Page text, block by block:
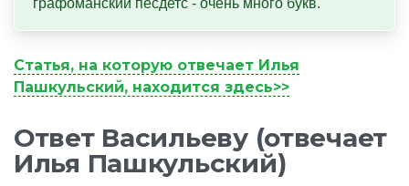
графоманский песдетс - очень много букв.
Статья, на которую отвечает Илья
Пашкульский, находится здесь>>
Ответ Васильеву (отвечает
Илья Пашкульский)